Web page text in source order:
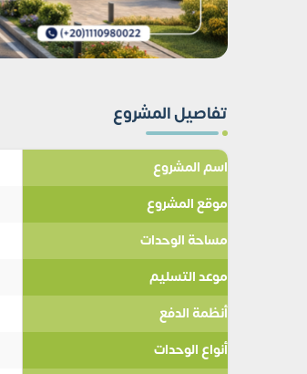
تفاصيل المشروع
اسم المشروع
موقع المشروع
مساحة الوحدات
موعد التسليم
أنظمة الدفع
أنواع الوحدات